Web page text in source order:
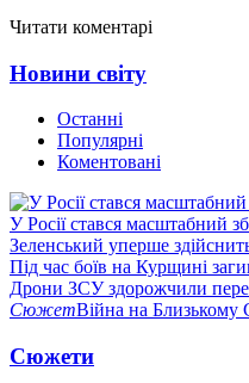
Читати коментарі
Новини світу
Останні
Популярні
Коментовані
У Росії стався масштабний
Зеленський уперше
Під час боїв на Курщині
Дрони ЗСУ здорожчили
СюжетВійна на Близькому
Сюжети